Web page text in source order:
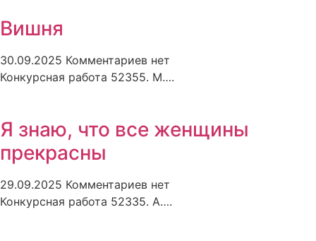
Вишня
30.09.2025 Комментариев нет
Конкурсная работа 52355. М….
Я знаю, что все женщины
прекрасны
29.09.2025 Комментариев нет
Конкурсная работа 52335. А….